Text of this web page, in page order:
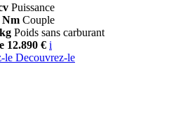
Puissance
Nm Couple
Poids sans carburant
12.890 € i
le Decouvrez-le